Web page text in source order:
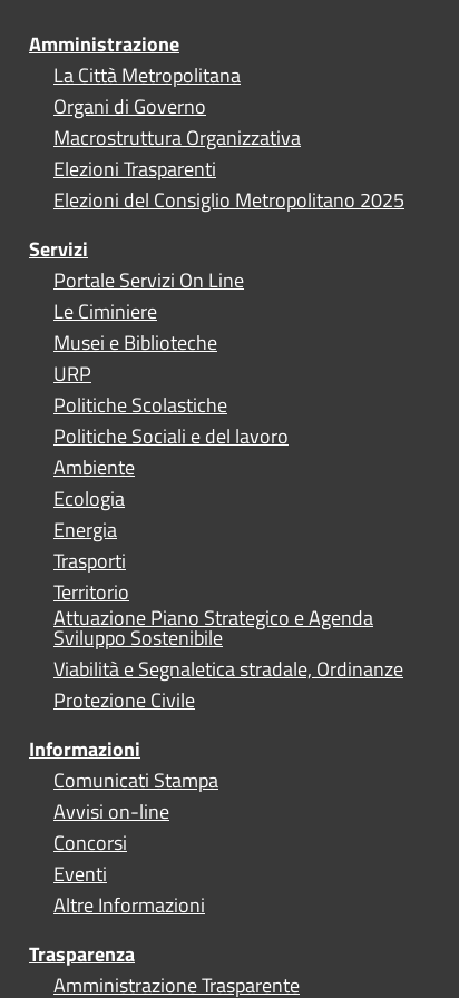
Amministrazione
La Città Metropolitana
Organi di Governo
Macrostruttura Organizzativa
Elezioni Trasparenti
Elezioni del Consiglio Metropolitano 2025
Servizi
Portale Servizi On Line
Le Ciminiere
Musei e Biblioteche
URP
Politiche Scolastiche
Politiche Sociali e del lavoro
Ambiente
Ecologia
Energia
Trasporti
Territorio
Attuazione Piano Strategico e Agenda
Sviluppo Sostenibile
Viabilità e Segnaletica stradale, Ordinanze
Protezione Civile
Informazioni
Comunicati Stampa
Avvisi on-line
Concorsi
Eventi
Altre Informazioni
Trasparenza
Amministrazione Trasparente